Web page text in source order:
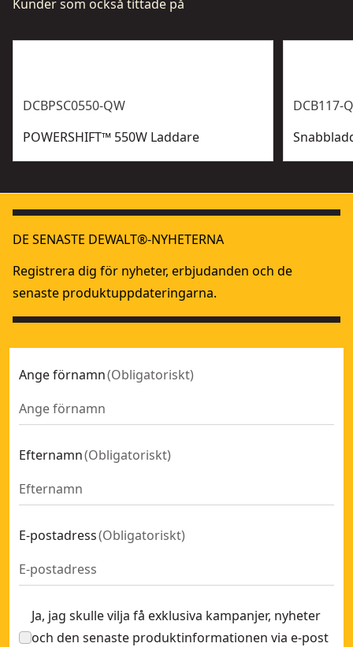
Kunder som också tittade på
DCBPSC0550-QW
POWERSHIFT™ 550W Laddare
DCB117-
DE SENASTE DEWALT®-NYHETERNA
Registrera dig för nyheter, erbjudanden och de
senaste produktuppdateringarna.
Ange förnamn(Obligatoriskt)
Efternamn(Obligatoriskt)
E-postadress(Obligatoriskt)
Ja, jag skulle vilja få exklusiva kampanjer, nyheter
och den senaste produktinformationen via e-post